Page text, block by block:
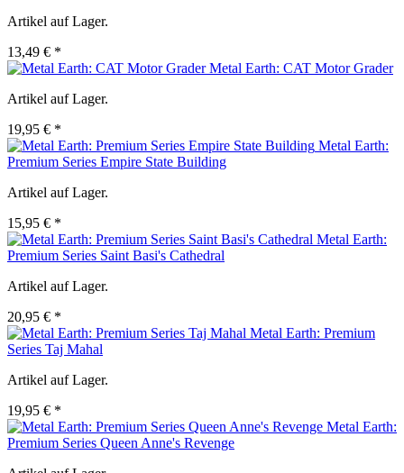
Artikel auf Lager.
13,49 € *
Metal Earth: CAT Motor Grader
Artikel auf Lager.
19,95 € *
Metal Earth:
Premium Series Empire State Building
Artikel auf Lager.
15,95 € *
Metal Earth:
Premium Series Saint Basi's Cathedral
Artikel auf Lager.
20,95 € *
Metal Earth: Premium
Series Taj Mahal
Artikel auf Lager.
19,95 € *
Metal Earth:
Premium Series Queen Anne's Revenge